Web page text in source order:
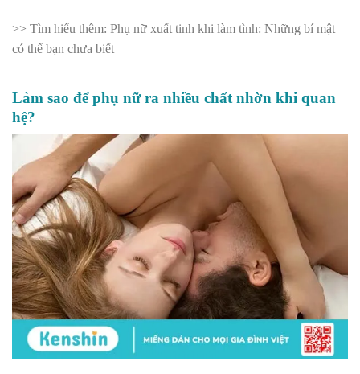
>> Tìm hiểu thêm: Phụ nữ xuất tinh khi làm tình: Những bí mật
có thể bạn chưa biết
Làm sao để phụ nữ ra nhiều chất nhờn khi quan
hệ?